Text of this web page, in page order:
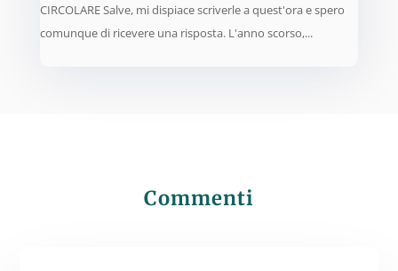
CIRCOLARE Salve, mi dispiace scriverle a quest'ora e spero
comunque di ricevere una risposta. L'anno scorso,...
Commenti